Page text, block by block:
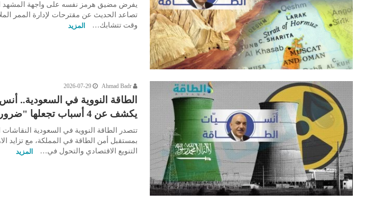
يفرض مضيق هرمز نفسه على واجهة المشهد
تصاعد الحديث عن مقترحات لإدارة الممر
وقت تتشابك…
المزيد
Ahmad Badr
2026-07-29
الطاقة النووية في السعودية..
يكشف عن 4 أسباب تجعلها "ضرورة"
تتصدر الطاقة النووية في السعودية النقاشات
بمستقبل أمن الطاقة في المملكة، مع تزايد
التنويع الاقتصادي والتحول في…
المزيد